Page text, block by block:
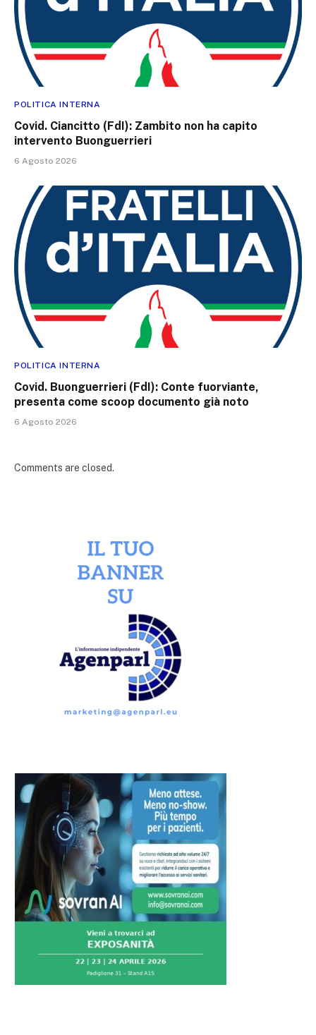
POLITICA INTERNA
Covid. Ciancitto (FdI): Zambito non ha capito
intervento Buonguerrieri
6 Agosto 2026
POLITICA INTERNA
Covid. Buonguerrieri (FdI): Conte fuorviante,
presenta come scoop documento già noto
6 Agosto 2026
Comments are closed.